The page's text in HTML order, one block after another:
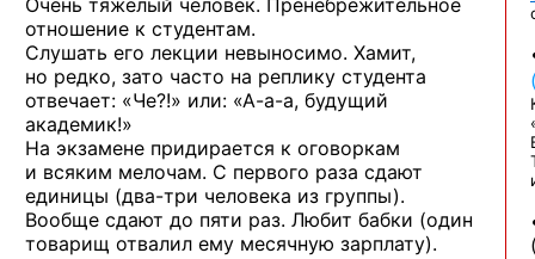
Очень тяжелый человек. Пренебрежительное
отношение к студентам.
Слушать его лекции невыносимо. Хамит,
но редко, зато часто на реплику студента
отвечает: «Че?!» или: «А-а-а, будущий
академик!»
На экзамене придирается к оговоркам
и всяким мелочам. С первого раза сдают
единицы (два-три человека из группы).
Вообще сдают до пяти раз. Любит бабки (один
товарищ отвалил ему месячную зарплату).